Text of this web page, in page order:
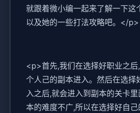
就跟着微小编一起来了解一下这
以及她的一些打法攻略吧。</p>
<p>首先,我们在选择好职业之
个人己的副本进入。然后在选择
入之后,就会进入到副本的关卡
本的难度不广,所以在选择好自